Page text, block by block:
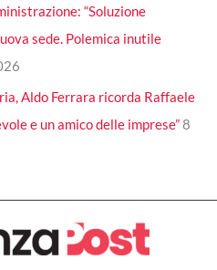
“Soluzione
sede. Polemica inutile
Aldo Ferrara ricorda Raffaele
e un amico delle imprese”8